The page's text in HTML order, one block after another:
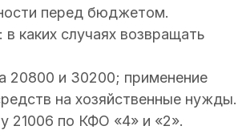
перед бюджетом.
каких случаях возвращать
20800 и 30200; применение
на хозяйственные нужды.
21006 по КФО «4» и «2».